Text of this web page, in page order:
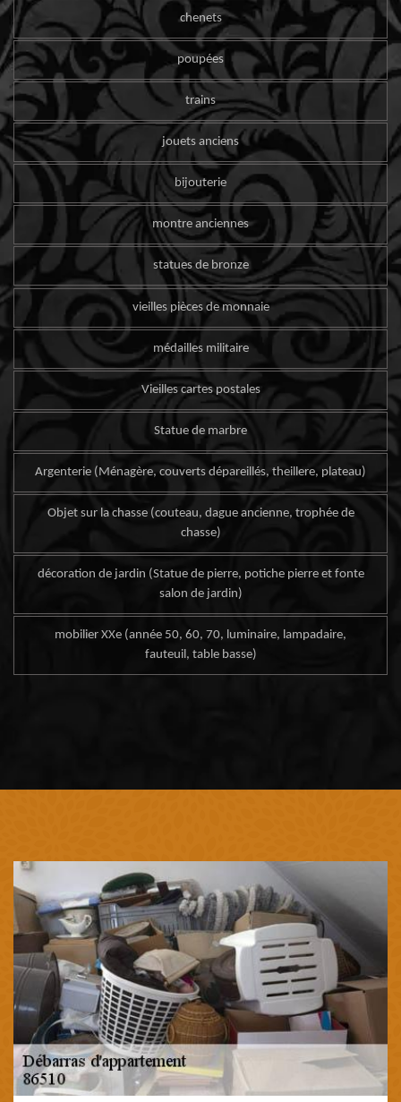
chenets
poupées
trains
jouets anciens
bijouterie
montre anciennes
statues de bronze
vieilles pièces de monnaie
médailles militaire
Vieilles cartes postales
Statue de marbre
Argenterie (Ménagère, couverts dépareillés, theillere, plateau)
Objet sur la chasse (couteau, dague ancienne, trophée de
chasse)
décoration de jardin (Statue de pierre, potiche pierre et fonte
salon de jardin)
mobilier XXe (année 50, 60, 70, luminaire, lampadaire,
fauteuil, table basse)